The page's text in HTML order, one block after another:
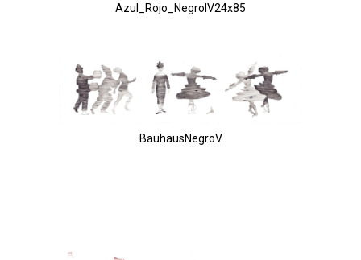
Azul_Rojo_NegroIV24x85
BauhausNegroV